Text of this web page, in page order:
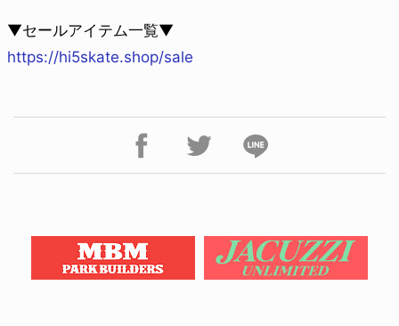
▼セールアイテム一覧▼
https://hi5skate.shop/sale